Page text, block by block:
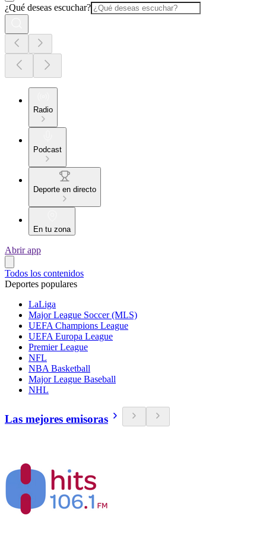
¿Qué deseas escuchar?
Radio
Podcast
Deporte en directo
En tu zona
Abrir app
Todos los contenidos
Deportes populares
LaLiga
Major League Soccer (MLS)
UEFA Champions League
UEFA Europa League
Premier League
NFL
NBA Basketball
Major League Baseball
NHL
Las mejores emisoras